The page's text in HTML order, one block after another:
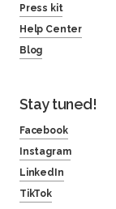
Press kit
Help Center
Blog
Stay tuned!
Facebook
Instagram
LinkedIn
TikTok